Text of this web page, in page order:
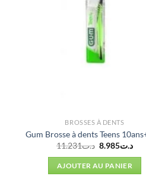
BROSSES À DENTS
Gum Brosse à dents Teens
د.ت11.231
Le
initial
était :
د.ت8.985
Le
AJOUTER AU PANIER